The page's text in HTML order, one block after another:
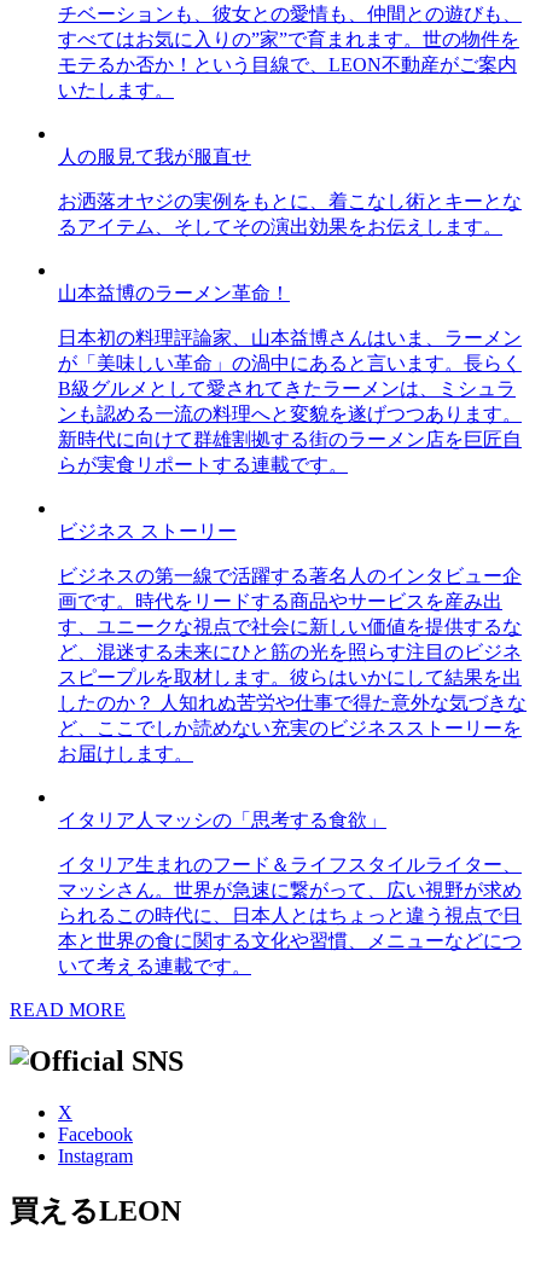
チベーションも、彼女との愛情も、仲間との遊びも、
すべてはお気に入りの”家”で育まれます。世の物件を
モテるか否か！という目線で、LEON不動産がご案内
いたします。
人の服見て我が服直せ
お洒落オヤジの実例をもとに、着こなし術とキーとな
るアイテム、そしてその演出効果をお伝えします。
山本益博のラーメン革命！
日本初の料理評論家、山本益博さんはいま、ラーメン
が「美味しい革命」の渦中にあると言います。長らく
B級グルメとして愛されてきたラーメンは、ミシュラ
ンも認める一流の料理へと変貌を遂げつつあります。
新時代に向けて群雄割拠する街のラーメン店を巨匠自
らが実食リポートする連載です。
ビジネス ストーリー
ビジネスの第一線で活躍する著名人のインタビュー企
画です。時代をリードする商品やサービスを産み出
す、ユニークな視点で社会に新しい価値を提供するな
ど、混迷する未来にひと筋の光を照らす注目のビジネ
スピープルを取材します。彼らはいかにして結果を出
したのか？ 人知れぬ苦労や仕事で得た意外な気づきな
ど、ここでしか読めない充実のビジネスストーリーを
お届けします。
イタリア人マッシの「思考する食欲」
イタリア生まれのフード＆ライフスタイルライター、
マッシさん。世界が急速に繋がって、広い視野が求め
られるこの時代に、日本人とはちょっと違う視点で日
本と世界の食に関する文化や習慣、メニューなどにつ
いて考える連載です。
READ MORE
X
Facebook
Instagram
買えるLEON